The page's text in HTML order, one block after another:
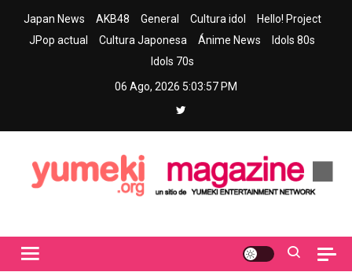
Japan News AKB48 General Cultura idol
Hello! Project
JPop actual
Cultura Japonesa Ánime News
Idols 80s
Idols 70s
06 Ago, 2026 5:03:58 PM